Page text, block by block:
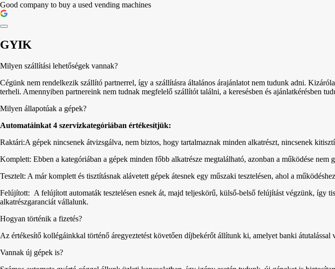
Good company to buy a used vending machines
GYIK
Milyen szállítási lehetőségek vannak?
Cégünk nem rendelkezik szállító partnerrel, így a szállításra általános árajánlatot nem tudunk adni.
terheli. Amennyiben partnereink nem tudnak megfelelő szállítót találni, a keresésben és ajánlatkérésben
Milyen állapotúak a gépek?
Automatáinkat 4 szervizkategóriában értékesítjük:
Raktári:A gépek nincsenek átvizsgálva, nem biztos, hogy tartalmaznak minden alkatrészt, nincsenek
Komplett: Ebben a kategóriában a gépek minden főbb alkatrésze megtalálható, azonban a működése nem
Tesztelt: A már komplett és tisztításnak alávetett gépek átesnek egy műszaki tesztelésen, ahol a
Felújított: A felújított automaták tesztelésen esnek át, majd teljeskörű, külső-belső felújítást végzünk, így
alkatrészgaranciát vállalunk.
Hogyan történik a fizetés?
Az értékesítő kollégáinkkal történő áregyeztetést követően díjbekérőt állítunk ki, amelyet banki
Vannak új gépek is?